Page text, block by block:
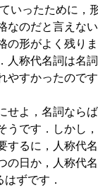
いったために，
のだと言えな
形がよく残り
称代名詞は名
すかったのです
よ，名詞なら
です．しかし
るに，人称代
日か，人称代
ずです．